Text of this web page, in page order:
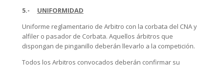
5.-
UNIFORMIDAD
Uniforme reglamentario de Arbitro con la corbata del CNA y
alfiler o pasador de Corbata. Aquellos árbitros que
dispongan de pinganillo deberán llevarlo a la competición.
Todos los Arbitros convocados deberán confirmar su